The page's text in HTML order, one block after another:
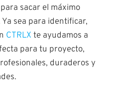
sacar el máximo
sea para identificar,
CTRLX te ayudamos a
para tu proyecto,
duraderos y